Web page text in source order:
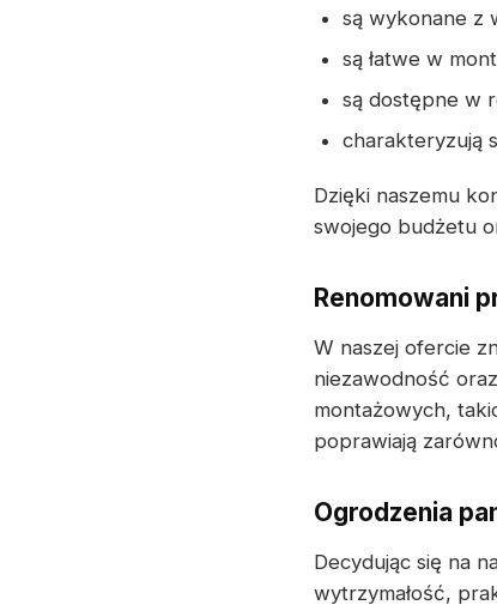
są wykonane z
są łatwe w
są dostępne w
charakteryzują
Dzięki naszemu
swojego budżetu
Renomowani
W naszej ofercie
niezawodność
montażowych,
poprawiają
Ogrodzenia
Decydując się na
wytrzymałość,